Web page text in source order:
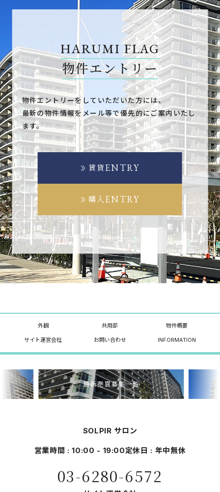
HARUMI FLAG
物件エントリー
物件エントリーをしていただいた方には、
最新の物件情報をメール等で優先的にご案内いたし
ます。
賃貸 ENTRY
購入 ENTRY
外観 共用部 物件概要
サイト運営会社 お問い合わせ INFORMATION
最新売買募集一覧
SOLPIR サロン
営業時間 : 10:00 - 19:00定休日 : 年中無休
03-6280-6572